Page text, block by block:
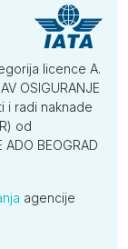
licence A.
OSIGURANJE
i radi naknade
od
BEOGRAD
agencije